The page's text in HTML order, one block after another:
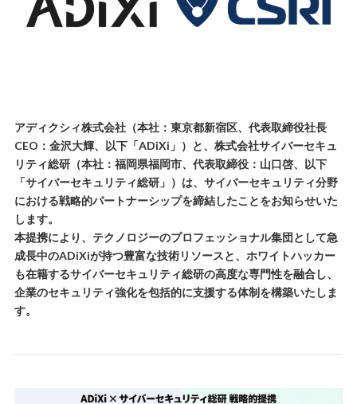
アディクシィ株式会社（本社：東京都新宿区、代表取締役社長
CEO：金沢大輝、以下「ADiXi」）と、株式会社サイバーセキュ
リティ総研（本社：福岡県福岡市、代表取締役：山口啓、以下
「サイバーセキュリティ総研」）は、サイバーセキュリティ分野
における戦略的パートナーシップを締結したことをお知らせいた
します。
本提携により、テクノロジーのプロフェッショナル集団として急
成長中のADiXiが持つ豊富な技術リソースと、ホワイトハッカー
も在籍するサイバーセキュリティ総研の高度な専門性を融合し、
企業のセキュリティ強化を包括的に支援する体制を構築いたしま
す。